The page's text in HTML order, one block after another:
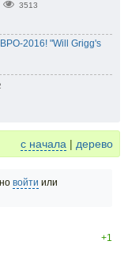
3513
2016! "Will Grigg's
с начала | дерево
войти или
+1